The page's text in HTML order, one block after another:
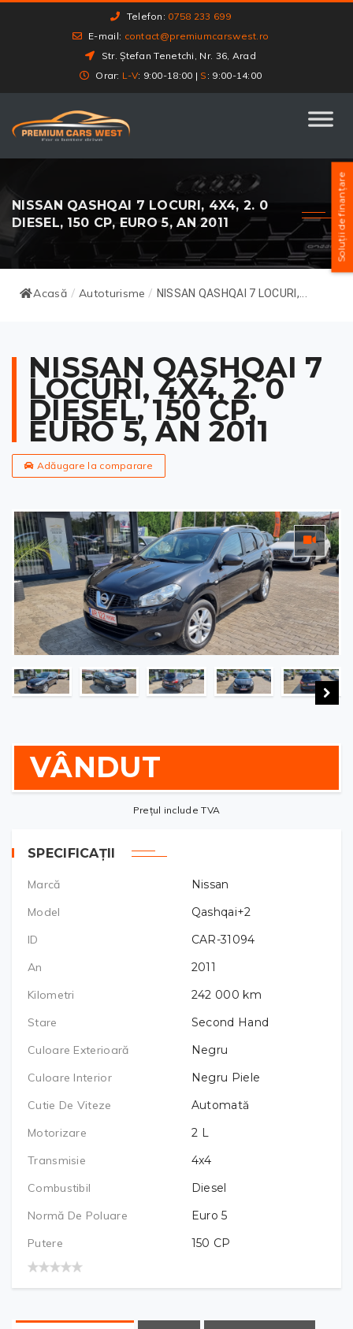
Telefon: 0758 233 699
E-mail: contact@premiumcarswest.ro
Str. Ștefan Tenetchi, Nr. 36, Arad
Orar: L-V: 9:00-18:00 | S : 9:00-14:00
NISSAN QASHQAI 7 LOCURI, 4X4, 2. 0
DIESEL, 150 CP, EURO 5, AN 2011
Acasă / Autoturisme / NISSAN QASHQAI 7 LOCURI,...
NISSAN QASHQAI 7
LOCURI, 4X4, 2. 0
DIESEL, 150 CP,
EURO 5, AN 2011
Adăugare la comparare
VÂNDUT
Prețul include TVA
SPECIFICAȚII
Marcă
Nissan
Model
Qashqai+2
ID
CAR-31094
An
2011
Kilometri
242 000 km
Stare
Second Hand
Culoare Exterioară
Negru
Culoare Interior
Negru Piele
Cutie De Viteze
Automată
Motorizare
2 L
Transmisie
4x4
Combustibil
Diesel
Normă De Poluare
Euro 5
Putere
150 CP
Soluții de finanțare